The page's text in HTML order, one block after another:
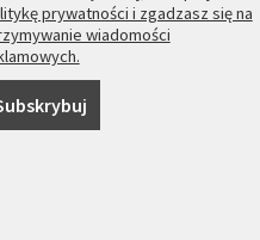
prywatności i zgadzasz się na
wiadomości